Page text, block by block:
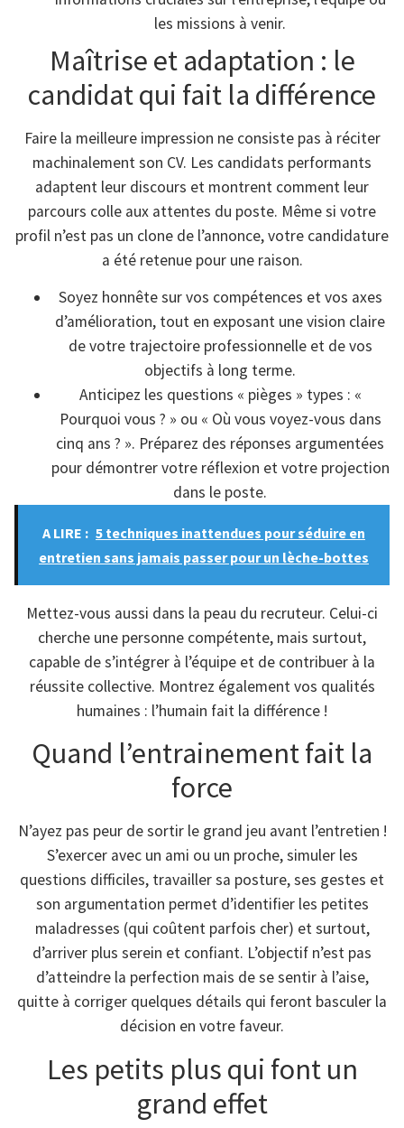
les missions à venir.
Maîtrise et adaptation : le
candidat qui fait la différence
Faire la meilleure impression ne consiste pas à réciter
machinalement son CV. Les candidats performants
adaptent leur discours et montrent comment leur
parcours colle aux attentes du poste. Même si votre
profil n’est pas un clone de l’annonce, votre candidature
a été retenue pour une raison.
Soyez honnête sur vos compétences et vos axes
d’amélioration, tout en exposant une vision claire
de votre trajectoire professionnelle et de vos
objectifs à long terme.
Anticipez les questions « pièges » types : «
Pourquoi vous ? » ou « Où vous voyez-vous dans
cinq ans ? ». Préparez des réponses argumentées
pour démontrer votre réflexion et votre projection
dans le poste.
A LIRE : 5 techniques inattendues pour séduire en
entretien sans jamais passer pour un lèche-bottes
Mettez-vous aussi dans la peau du recruteur. Celui-ci
cherche une personne compétente, mais surtout,
capable de s’intégrer à l’équipe et de contribuer à la
réussite collective. Montrez également vos qualités
humaines : l’humain fait la différence !
Quand l’entrainement fait la
force
N’ayez pas peur de sortir le grand jeu avant l’entretien !
S’exercer avec un ami ou un proche, simuler les
questions difficiles, travailler sa posture, ses gestes et
son argumentation permet d’identifier les petites
maladresses (qui coûtent parfois cher) et surtout,
d’arriver plus serein et confiant. L’objectif n’est pas
d’atteindre la perfection mais de se sentir à l’aise,
quitte à corriger quelques détails qui feront basculer la
décision en votre faveur.
Les petits plus qui font un
grand effet